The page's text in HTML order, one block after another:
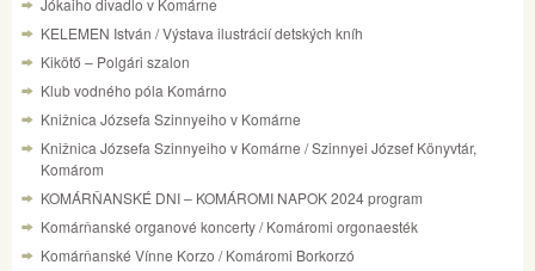
KELEMEN István / Výstava ilustrácií detských kníh
Kikötő – Polgári szalon
Klub vodného póla Komárno
Knižnica Józsefa Szinnyeiho v Komárne
Knižnica Józsefa Szinnyeiho v Komárne / Szinnyei József Könyvtár,
Komárom
KOMÁRŇANSKÉ DNI – KOMÁROMI NAPOK 2024 program
Komárňanské organové koncerty / Komáromi orgonaesték
Komárňanské Vínne Korzo / Komáromi Borkorzó